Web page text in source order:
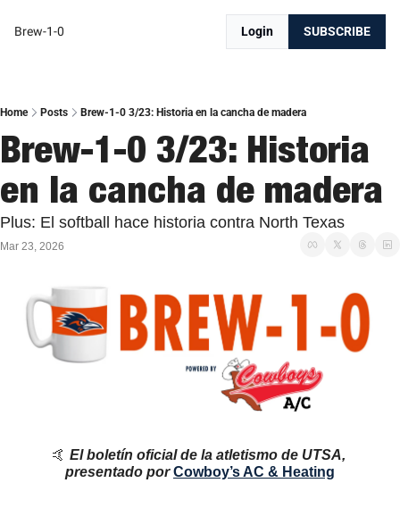
Brew-1-0 Login SUBSCRIBE
Home Posts Brew-1-0 3/23: Historia en la cancha de madera
Brew-1-0 3/23: Historia
en la cancha de madera
Plus: El softball hace historia contra North Texas
Mar 23, 2026
🤙 El boletín oficial de la atletismo de UTSA,
presentado por Cowboy’s AC & Heating